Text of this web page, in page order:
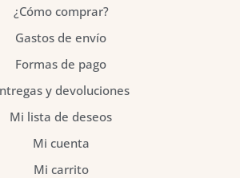
¿Cómo comprar?
Gastos de envío
Formas de pago
y devoluciones
Mi lista de deseos
Mi cuenta
Mi carrito